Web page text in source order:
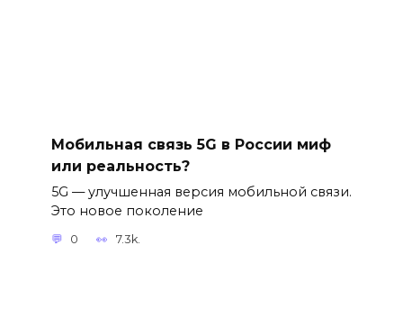
Мобильная связь 5G в России миф
или реальность?
5G — улучшенная версия мобильной связи.
Это новое поколение
0 7.3k.